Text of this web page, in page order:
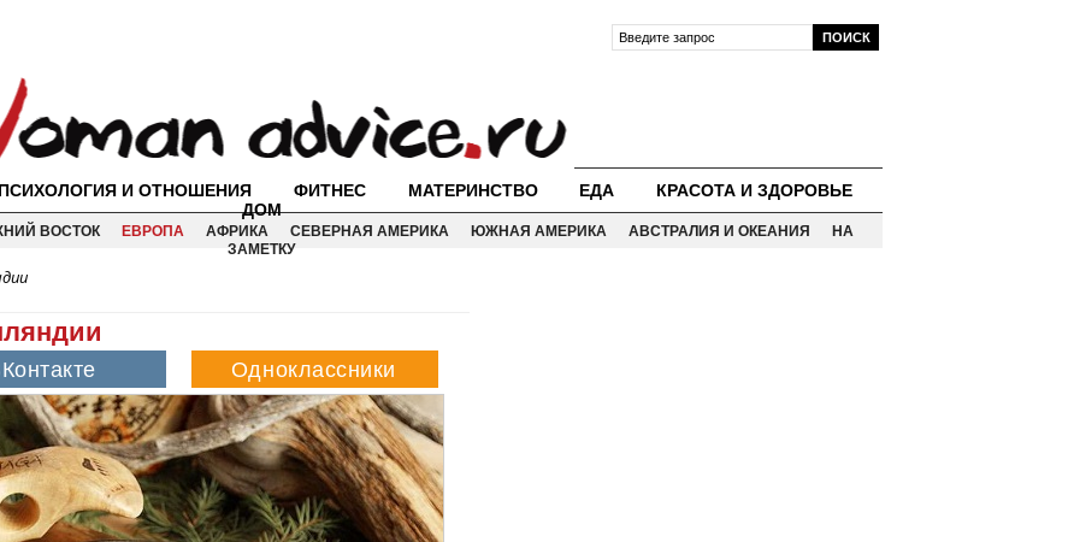
ПСИХОЛОГИЯ И ОТНОШЕНИЯ ФИТНЕС МАТЕРИНСТВО ЕДА
КРАСОТА И ЗДОРОВЬЕ
ДОМ
ВОСТОК ЕВРОПА АФРИКА СЕВЕРНАЯ АМЕРИКА ЮЖНАЯ АМЕРИКА АВСТРАЛИЯ И ОКЕАНИЯ
НА
ЗАМЕТКУ